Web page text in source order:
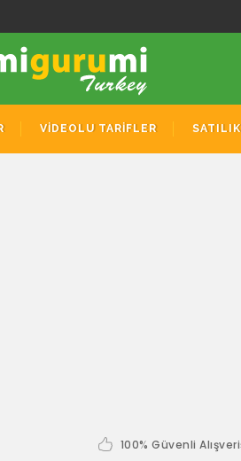
VİDEOLU TARİFLER
100% Güvenli